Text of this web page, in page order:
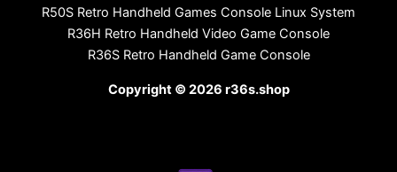
R50S Retro Handheld Games Console Linux System
R36H Retro Handheld Video Game Console
R36S Retro Handheld Game Console
Copyright © 2026 r36s.shop